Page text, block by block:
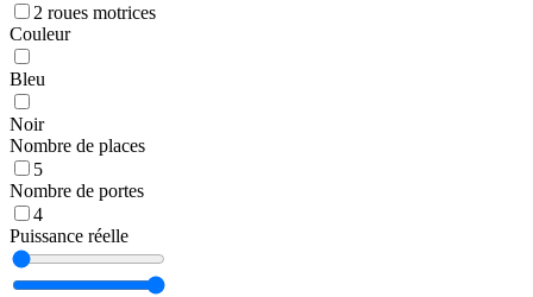
2 roues motrices
Couleur
Bleu
Noir
Nombre de places
5
Nombre de portes
4
Puissance réelle